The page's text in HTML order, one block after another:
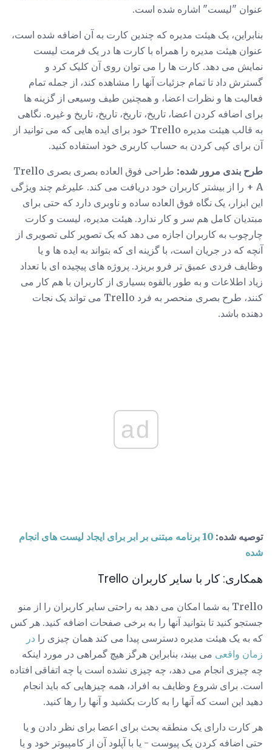
عنوان "لیست" اشاره شده است.
بنابراین، یک هیئت مدیره که چندین کارت به آن اضافه شده است،
عنوان هیئت مدیره را همراه با کارت ها در یک فرمت لیست
نمایش می دهد. کارت ها را می توان روی آن کلیک کرد و
گسترش داد تا تمام جزئیات آنها را مشاهده کند، از جمله تمام
فعالیت ها و نظرات اعضا، و همچنین طیف وسیعی از گزینه ها
برای اضافه کردن اعضا، تاریخ، تاریخ، تاریخ، تاریخ و غیره. نگاهی
به قالب هیئت مدیره Trello خود برای ایده هایی که می توانید از
آن برای کپی کردن به حساب کاربری خود استفاده کنید.
طرح بندی مرور شده:
طراحی فوق العاده بصری بصری Trello
A + را از بیشتر کاربران خود دریافت می کند. علیرغم چند ویژگی
این ابزار، یک نگاه فوق العاده ساده و ناوبری دارد که حتی برای
مبتدیان کامل هم سر و کار ندارد. هیئت مدیره، لیست و کارت
چارچوب به کاربران اجازه می دهد که یک تصویر کلی تصویری از
آنچه که در جریان است، با گزینه ای که بتواند به ایده ها و یا
وظایف فردی عمیق تر فرو بریزد. پروژه های پیچیده ای با تعداد
زیاد اطلاعات و به طور بالقوه بسیاری از کاربران با هم کار می
کنند، طرح بصری منحصر به فرد Trello می تواند یک نجات
دهنده باشد.
ad
توصیه شده:
10 برنامه مبتنی بر ابر برای ایجاد لیست های انجام
شده
همکاری: کار با سایر کاربران Trello
Trello به شما امکان می دهد به راحتی سایر کاربران را از منو
جستجو کنید تا بتوانید آنها را به برخی صفحات اضافه کنید. هر کس
که به یک هیئت مدیره دسترسی پیدا می کند همان چیزی را در
زمان واقعی می بیند، بنابراین هرگز هیچ گمراهی در مورد اینکه
چه چیزی انجام می دهد، چه چیزی نشده است یا چه اتفاقی افتاده
است. برای شروع وظایف به افراد، همه چیزهایی که باید انجام
دهید این است که آنها را به کارت بکشید و آنها را رها کنید.
هر کارت دارای یک منطقه بحث برای اعضا برای نظر دادن و یا
حتی اضافه کردن یک پیوست - یا با آپلود آن از کامپیوتر خود و یا